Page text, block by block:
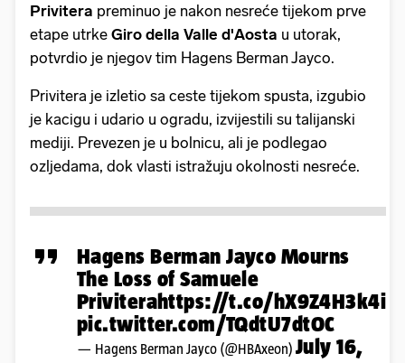
Privitera preminuo je nakon nesreće tijekom prve
etape utrke Giro della Valle d'Aosta u utorak,
potvrdio je njegov tim Hagens Berman Jayco.
Privitera je izletio sa ceste tijekom spusta, izgubio
je kacigu i udario u ogradu, izvijestili su talijanski
mediji. Prevezen je u bolnicu, ali je podlegao
ozljedama, dok vlasti istražuju okolnosti nesreće.
Hagens Berman Jayco Mourns
The Loss of Samuele
Priviterahttps://t.co/hX9Z4H3k4i
pic.twitter.com/TQdtU7dtOC
— Hagens Berman Jayco (@HBAxeon) July 16,